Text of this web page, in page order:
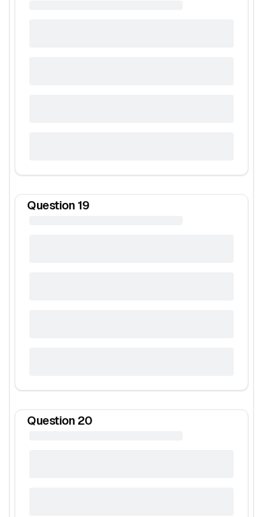
Question 19
Question 20